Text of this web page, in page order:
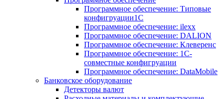
Программное обеспечение: Типовые
конфигруации1С
Программное обеспечение: ilexx
Программное обеспечение: DALION
Программное обеспечение: Клеверенс
Программное обеспечение: 1С-
совместные конфигруации
Программное обеспечение: DataMobile
Банковское оборудование
Детекторы валют